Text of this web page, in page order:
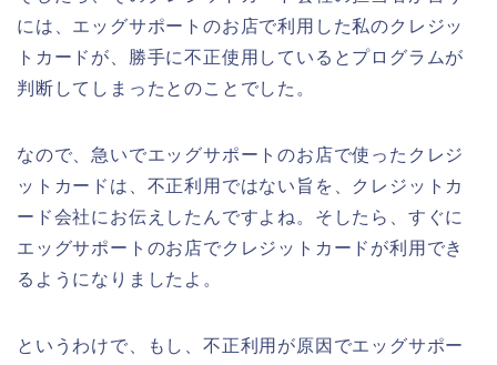
には、エッグサポートのお店で利用した私のクレジッ
トカードが、勝手に不正使用しているとプログラムが
判断してしまったとのことでした。
なので、急いでエッグサポートのお店で使ったクレジ
ットカードは、不正利用ではない旨を、クレジットカ
ード会社にお伝えしたんですよね。そしたら、すぐに
エッグサポートのお店でクレジットカードが利用でき
るようになりましたよ。
というわけで、もし、不正利用が原因でエッグサポー